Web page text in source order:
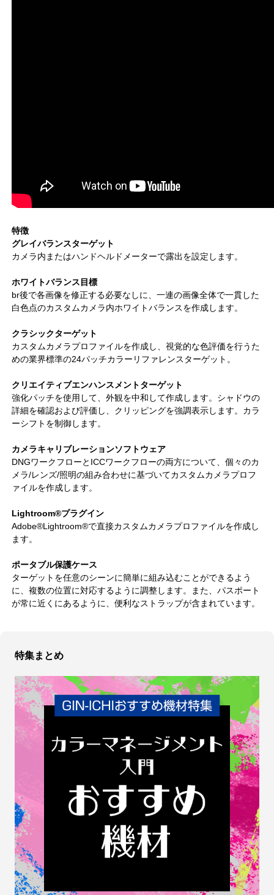
特徴
グレイバランスターゲット
カメラ内またはハンドヘルドメーターで露出を設定します。
ホワイトバランス目標
br後で各画像を修正する必要なしに、一連の画像全体で一貫した
白色点のカスタムカメラ内ホワイトバランスを作成します。
クラシックターゲット
カスタムカメラプロファイルを作成し、視覚的な色評価を行うた
めの業界標準の24パッチカラーリファレンスターゲット。
クリエイティブエンハンスメントターゲット
強化パッチを使用して、外観を中和して作成します。シャドウの
詳細を確認および評価し、クリッピングを強調表示します。カラ
ーシフトを制御します。
カメラキャリブレーションソフトウェア
DNGワークフローとICCワークフローの両方について、個々のカ
メラ/レンズ/照明の組み合わせに基づいてカスタムカメラプロフ
ァイルを作成します。
Lightroom®プラグイン
Adobe®Lightroom®で直接カスタムカメラプロファイルを作成し
ます。
ポータブル保護ケース
ターゲットを任意のシーンに簡単に組み込むことができるよう
に、複数の位置に対応するように調整します。また、パスポート
が常に近くにあるように、便利なストラップが含まれています。
特集まとめ